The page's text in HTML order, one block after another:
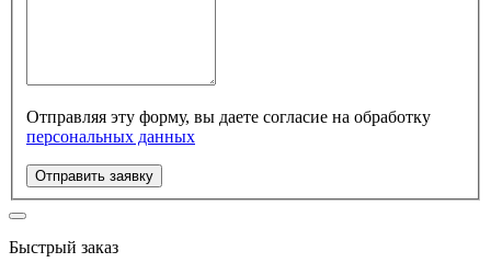
Отправляя эту форму, вы даете согласие на обработку
персональных данных
Отправить заявку
Быстрый заказ